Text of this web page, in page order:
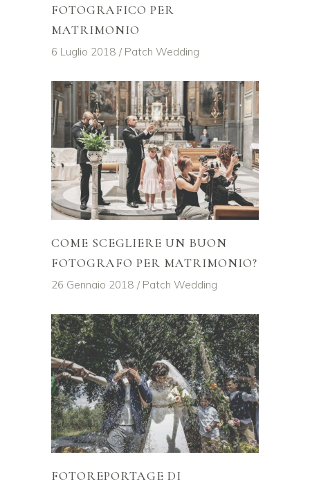
FOTOGRAFICO PER
MATRIMONIO
6 Luglio 2018 Patch Wedding
COME SCEGLIERE UN BUON
FOTOGRAFO PER MATRIMONIO?
26 Gennaio 2018 Patch Wedding
FOTOREPORTAGE DI